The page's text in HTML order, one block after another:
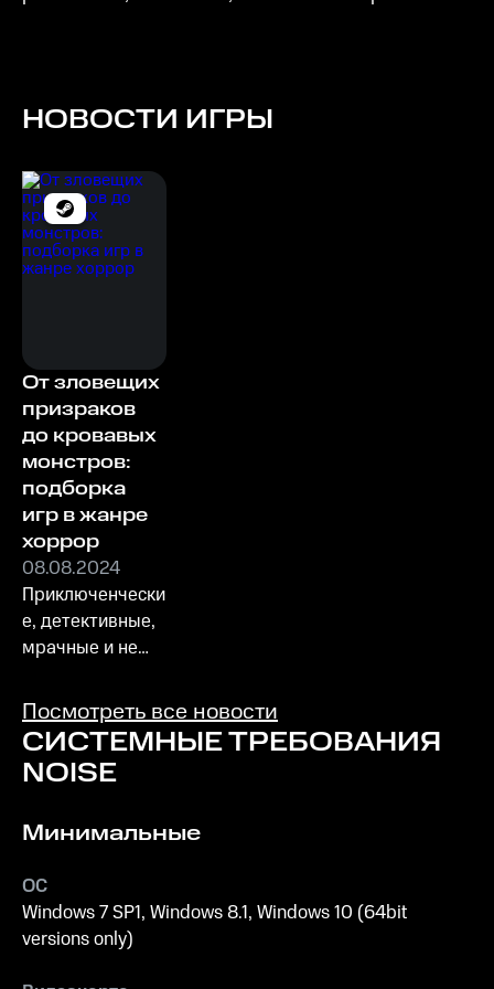
НОВОСТИ ИГРЫ
От зловещих
призраков
до кровавых
монстров:
подборка
игр в жанре
хоррор
08.08.2024
Приключенчески
е, детективные,
мрачные и не
один -
пугающие!
Посмотреть все новости
СИСТЕМНЫЕ ТРЕБОВАНИЯ
NOISE
Минимальные
ОС
Windows 7 SP1, Windows 8.1, Windows 10 (64bit
versions only)